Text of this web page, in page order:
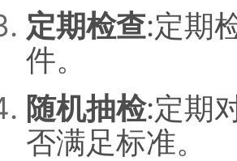
定期检查:定期
件。
随机抽检:定期
否满足标准。